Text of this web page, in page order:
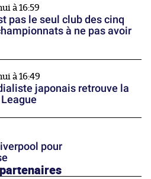
à 16:59
pas le seul club des cinq
à ne pas avoir
à 16:49
japonais retrouve la
pour